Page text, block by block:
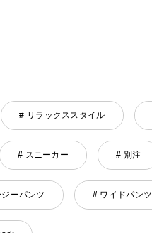
# リラックススタイル
# スニーカー # 別注
ーパンツ # ワイドパンツ